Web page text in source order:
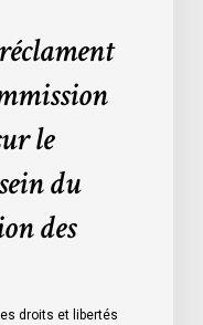
le
du
des
droits et libertés